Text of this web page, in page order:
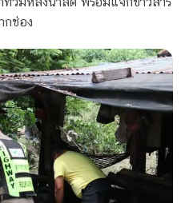
กช่อง